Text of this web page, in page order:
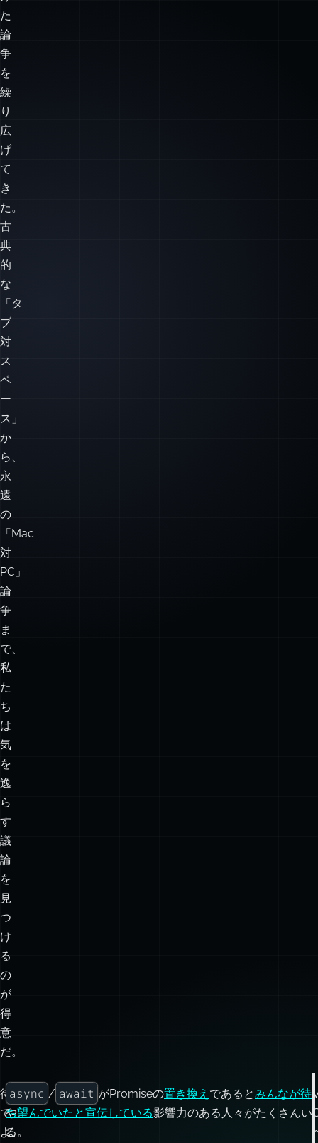
た
論
争
を
繰
り
広
げ
て
き
た。
古
典
的
な
「タ
ブ
対
ス
ペ
ー
ス」
か
ら、
永
遠
の
「Mac
対
PC」
論
争
ま
で、
私
た
ち
は
気
を
逸
ら
す
議
論
を
見
つ
け
る
の
が
得
意
だ。
待
て
よ、
い
や、
こ
async / await がPromiseの置き換え であるとみんなが待
ち望んでいた と宣伝している影響力のある人々がたくさんい
る。